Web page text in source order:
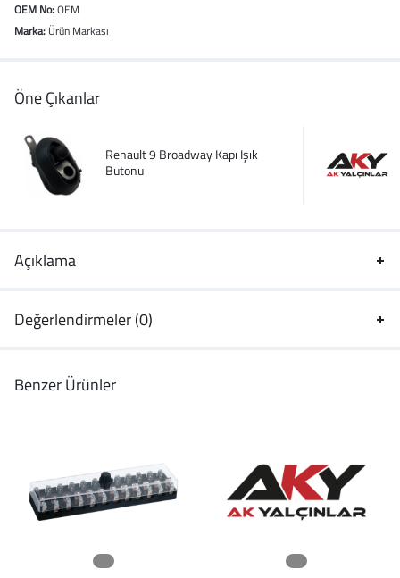
OEM No:OEM
Marka: Ürün Markası
Öne Çıkanlar
Renault 9 Broadway Kapı Işık
Butonu
Açıklama
Değerlendirmeler (0)
Benzer Ürünler